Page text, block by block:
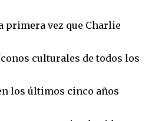
primera vez que Charlie
culturales de todos los
los últimos cinco años